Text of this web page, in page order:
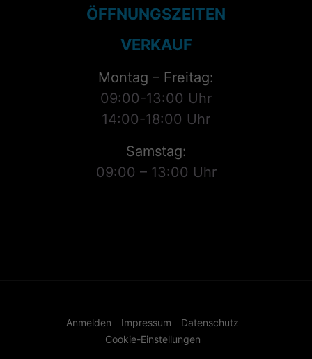
ÖFFNUNGSZEITEN
VERKAUF
Montag – Freitag:
09:00-13:00 Uhr
14:00-18:00 Uhr
Samstag:
09:00 – 13:00 Uhr
Anmelden Impressum
Datenschutz
Cookie-Einstellungen